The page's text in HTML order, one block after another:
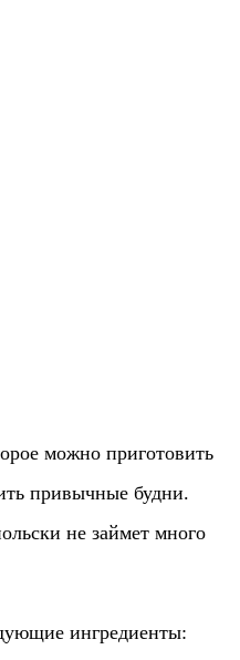
можно приготовить
привычные будни.
не займет много
ингредиенты: